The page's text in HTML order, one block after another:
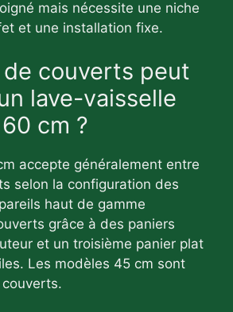
mais nécessite une niche
et une installation fixe.
couverts peut
lave-vaisselle
cm ?
accepte généralement entre
selon la configuration des
haut de gamme
grâce à des paniers
et un troisième panier plat
Les modèles 45 cm sont